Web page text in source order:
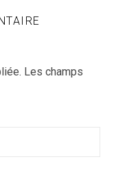
Les champs